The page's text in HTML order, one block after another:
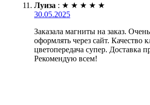
Луиза : ★ ★ ★ ★ ★
30.05.2025
Заказала магниты на заказ.
оформлять через сайт. Качество
цветопередача супер. Доставка
Рекомендую всем!